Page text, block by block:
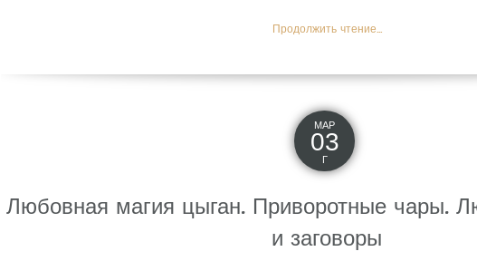
Продолжить чтение...
МАР
03
Г
Любовная магия цыган. Приворотные чары.
и заговоры